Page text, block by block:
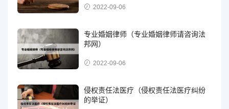
2022-09-06
专业婚姻律师（专业婚姻律师请咨询法
邦网）
2022-09-06
侵权责任法医疗（侵权责任法医疗纠纷
的举证）